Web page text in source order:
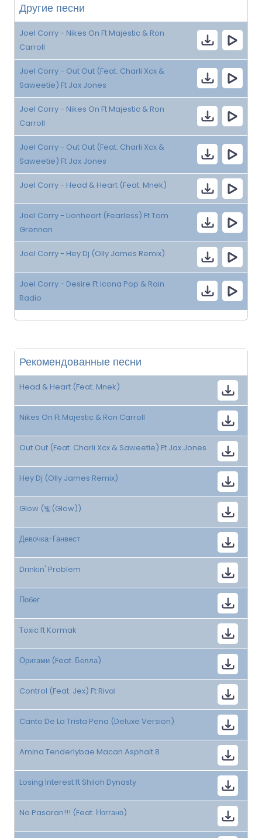
Другие песни
Joel Corry - Nikes On Ft Majestic & Ron
Carroll
Joel Corry - Out Out (Feat. Charli Xcx &
Saweetie) Ft Jax Jones
Joel Corry - Nikes On Ft Majestic & Ron
Carroll
Joel Corry - Out Out (Feat. Charli Xcx &
Saweetie) Ft Jax Jones
Joel Corry - Head & Heart (Feat. Mnek)
Joel Corry - Lionheart (Fearless) Ft Tom
Grennan
Joel Corry - Hey Dj (Olly James Remix)
Joel Corry - Desire Ft Icona Pop & Rain
Radio
Рекомендованные песни
Head & Heart (Feat. Mnek)
Nikes On Ft Majestic & Ron Carroll
Out Out (Feat. Charli Xcx & Saweetie) Ft Jax Jones
Hey Dj (Olly James Remix)
Glow (빛(Glow))
Девочка-Ганвест
Drinkin' Problem
Побег
Toxic ft Kormak
Оригами (Feat. Белла)
Control (Feat. Jex) Ft Rival
Canto De La Trista Pena (Deluxe Version)
Amina Tenderlybae Macan Asphalt 8
Losing Interest ft Shiloh Dynasty
No Pasaran!!! (Feat. Ноггано)